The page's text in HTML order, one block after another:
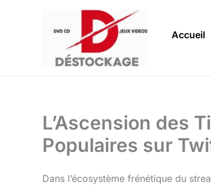
Accueil
L’Ascension des
Populaires sur
Dans l’écosystème frénétique du